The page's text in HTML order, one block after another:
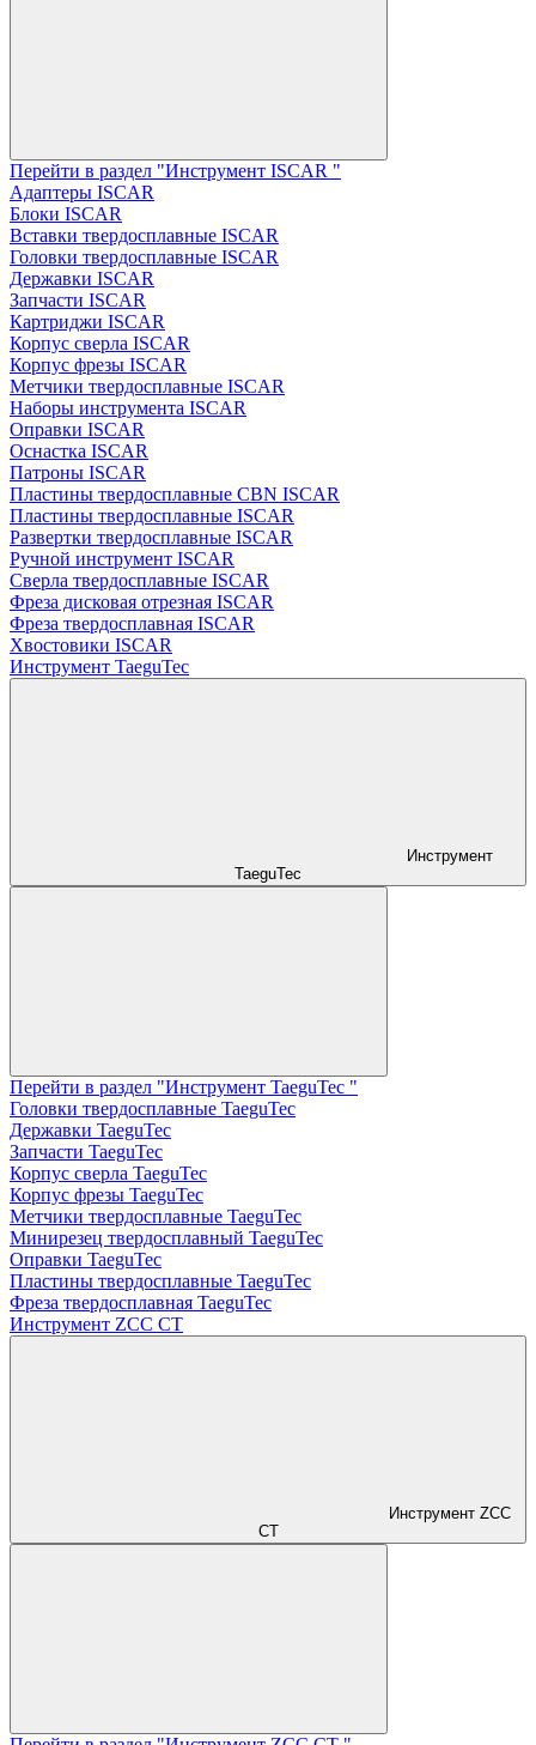
Перейти в раздел "Инструмент ISCAR "
Адаптеры ISCAR
Блоки ISCAR
Вставки твердосплавные ISCAR
Головки твердосплавные ISCAR
Державки ISCAR
Запчасти ISCAR
Картриджи ISCAR
Корпус сверла ISCAR
Корпус фрезы ISCAR
Метчики твердосплавные ISCAR
Наборы инструмента ISCAR
Оправки ISCAR
Оснастка ISCAR
Патроны ISCAR
Пластины твердосплавные CBN ISCAR
Пластины твердосплавные ISCAR
Развертки твердосплавные ISCAR
Ручной инструмент ISCAR
Сверла твердосплавные ISCAR
Фреза дисковая отрезная ISCAR
Фреза твердосплавная ISCAR
Хвостовики ISCAR
Инструмент TaeguTec
Инструмент
TaeguTec
Перейти в раздел "Инструмент TaeguTec "
Головки твердосплавные TaeguTec
Державки TaeguTec
Запчасти TaeguTec
Корпус сверла TaeguTec
Корпус фрезы TaeguTec
Метчики твердосплавные TaeguTec
Минирезец твердосплавный TaeguTec
Оправки TaeguTec
Пластины твердосплавные TaeguTec
Фреза твердосплавная TaeguTec
Инструмент ZCС CT
Инструмент ZCС
CT